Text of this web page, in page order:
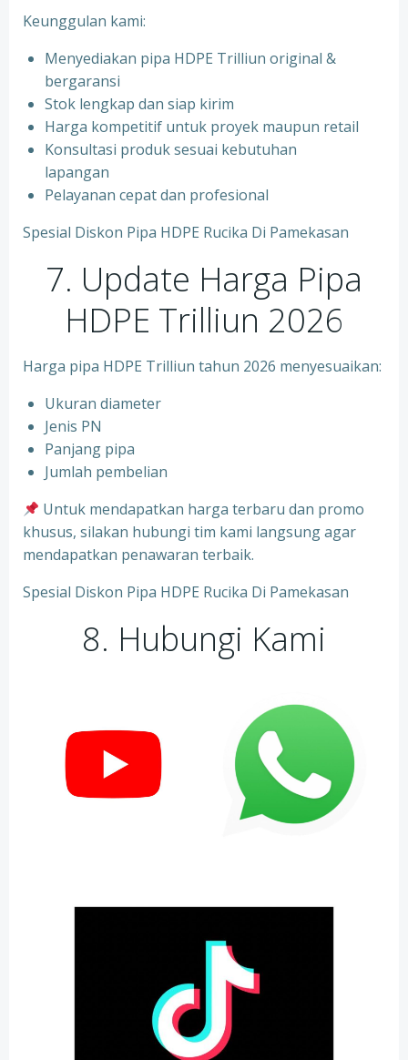
Keunggulan kami:
Menyediakan pipa HDPE Trilliun original &
bergaransi
⁠Stok lengkap dan siap kirim
⁠Harga kompetitif untuk proyek maupun retail
⁠Konsultasi produk sesuai kebutuhan
lapangan
Pelayanan cepat dan profesional
Spesial Diskon Pipa HDPE Rucika Di Pamekasan
7. Update Harga Pipa
HDPE Trilliun 2026
Harga pipa HDPE Trilliun tahun 2026 menyesuaikan:
Ukuran diameter
⁠Jenis PN
⁠Panjang pipa
⁠Jumlah pembelian
Untuk mendapatkan harga terbaru dan promo
khusus, silakan hubungi tim kami langsung agar
mendapatkan penawaran terbaik.
Spesial Diskon Pipa HDPE Rucika Di Pamekasan
8. Hubungi Kami